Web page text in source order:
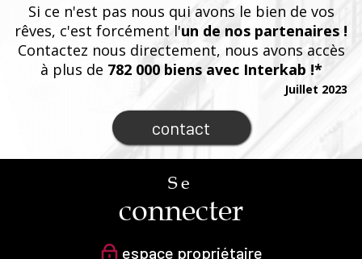
Si ce n'est pas nous qui avons le bien de vos
rêves, c'est forcément l'un de nos partenaires !
Contactez nous directement, nous avons accès
à plus de 782 000 biens avec Interkab !*
contact
Juillet 2023
Se
connecter
espace propriétaire